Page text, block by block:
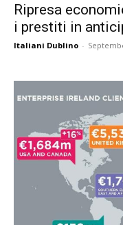
Ripresa
i prestiti in
Italiani Dublino -